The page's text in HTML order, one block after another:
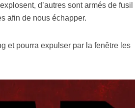
d’autres sont armés de fusil
afin de nous échapper.
et pourra expulser par la fenêtre les